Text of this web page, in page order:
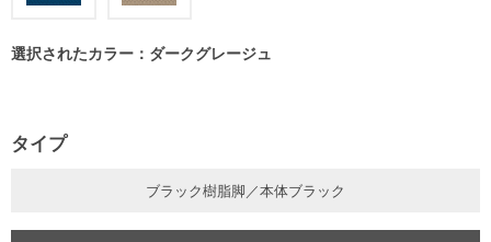
選択されたカラー：ダークグレージュ
タイプ
ブラック樹脂脚／本体ブラック